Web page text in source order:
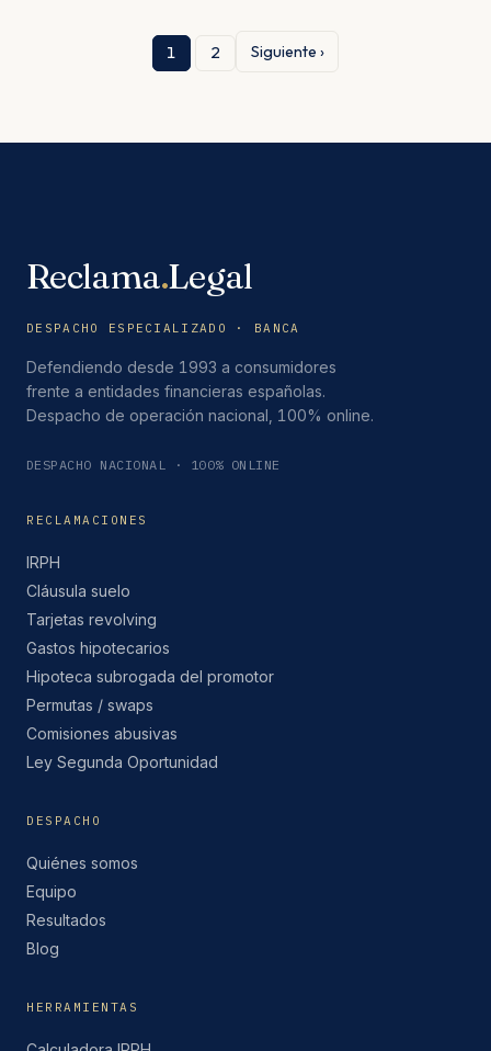
1 2 Siguiente ›
Reclama.Legal
DESPACHO ESPECIALIZADO · BANCA
Defendiendo desde 1993 a consumidores
frente a entidades financieras españolas.
Despacho de operación nacional, 100% online.
DESPACHO NACIONAL · 100% ONLINE
RECLAMACIONES
IRPH
Cláusula suelo
Tarjetas revolving
Gastos hipotecarios
Hipoteca subrogada del promotor
Permutas / swaps
Comisiones abusivas
Ley Segunda Oportunidad
DESPACHO
Quiénes somos
Equipo
Resultados
Blog
HERRAMIENTAS